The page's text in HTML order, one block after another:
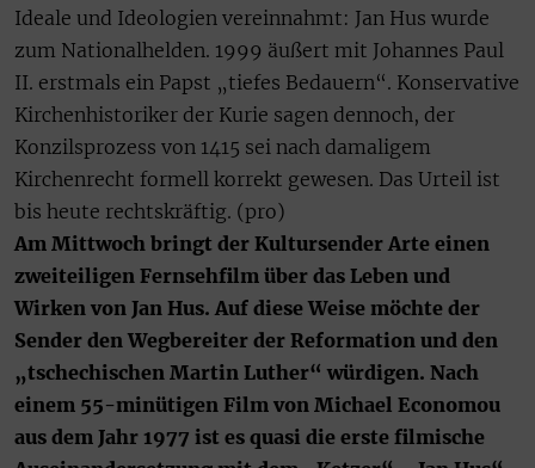
Ideale und Ideologien vereinnahmt: Jan Hus wurde
zum Nationalhelden. 1999 äußert mit Johannes Paul
II. erstmals ein Papst „tiefes Bedauern“. Konservative
Kirchenhistoriker der Kurie sagen dennoch, der
Konzilsprozess von 1415 sei nach damaligem
Kirchenrecht formell korrekt gewesen. Das Urteil ist
bis heute rechtskräftig. (pro)
Am Mittwoch bringt der Kultursender Arte einen
zweiteiligen Fernsehfilm über das Leben und
Wirken von Jan Hus. Auf diese Weise möchte der
Sender den Wegbereiter der Reformation und den
„tschechischen Martin Luther“ würdigen. Nach
einem 55-minütigen Film von Michael Economou
aus dem Jahr 1977 ist es quasi die erste filmische